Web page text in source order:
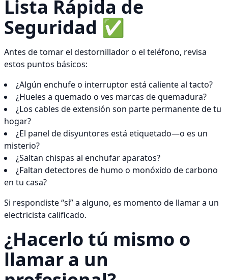
Lista Rápida de
Seguridad ✅
Antes de tomar el destornillador o el teléfono, revisa
estos puntos básicos:
¿Algún enchufe o interruptor está caliente al tacto?
¿Hueles a quemado o ves marcas de quemadura?
¿Los cables de extensión son parte permanente de tu
hogar?
¿El panel de disyuntores está etiquetado—o es un
misterio?
¿Saltan chispas al enchufar aparatos?
¿Faltan detectores de humo o monóxido de carbono
en tu casa?
Si respondiste “sí” a alguno, es momento de llamar a un
electricista calificado.
¿Hacerlo tú mismo o
llamar a un